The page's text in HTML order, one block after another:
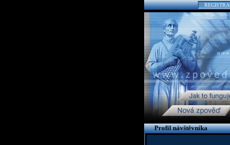
Profil návštěvníka